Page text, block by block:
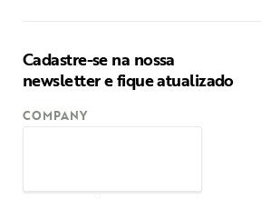
Cadastre-se na nossa
newsletter e fique atualizado
COMPANY